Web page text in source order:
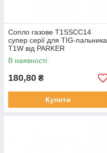
Сопло газове T1SSCC14
супер серії для TIG-пальника
T1W від PARKER
В наявності
180,80 ₴
Купити